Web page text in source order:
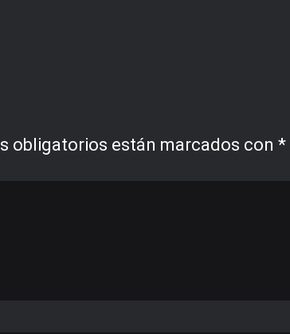
obligatorios están marcados con *